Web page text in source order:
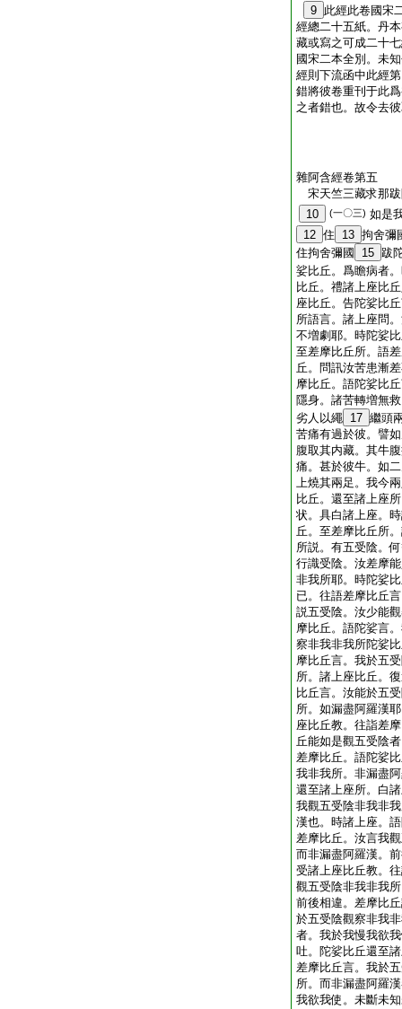
9 此經此卷國宋
經總二十五紙。丹
藏或寫之可成二十
國宋二本全別。未
經則下流函中此經
錯將彼卷重刊于此
之者錯也。故令去
雜阿含經卷第五
宋天竺三藏求那
10
(一〇三) 如是
12 住 13 拘舍彌
住拘舍彌國
15 跋
娑比丘。爲瞻病者
比丘。禮諸上座比
座比丘。告陀娑比
所語言。諸上座問
不増劇耶。時陀娑
至差摩比丘所。語
丘。問訊汝苦患漸
摩比丘。語陀娑比
隱身。諸苦轉増無
劣人以繩 17 繼頭
苦痛有過於彼。譬
腹取其内藏。其牛
痛。甚於彼牛。如
上燒其兩足。我今
比丘。還至諸上座
状。具白諸上座。
丘。至差摩比丘所
所説。有五受陰。
行識受陰。汝差摩
非我所耶。時陀娑
已。往語差摩比丘
説五受陰。汝少能
摩比丘。語陀娑言
察非我非我所陀娑
摩比丘言。我於五
所。諸上座比丘。
比丘言。汝能於五
所。如漏盡阿羅漢
座比丘教。往詣差
丘能如是觀五受陰
差摩比丘。語陀娑
我非我所。非漏盡
還至諸上座所。白
我觀五受陰非我非
漢也。時諸上座。
差摩比丘。汝言我
而非漏盡阿羅漢。
受諸上座比丘教。
觀五受陰非我非我
前後相違。差摩比
於五受陰觀察非我
者。我於我慢我欲
吐。陀娑比丘還至
差摩比丘言。我於
所。而非漏盡阿羅
我欲我使。未斷未